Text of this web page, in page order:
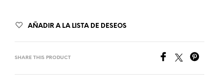
AÑADIR A LA LISTA DE DESEOS
SHARE THIS PRODUCT